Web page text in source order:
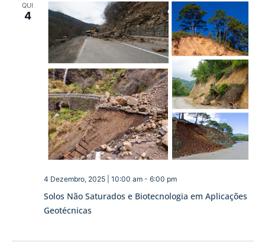
QUI
4
Solos Não Saturados e Biotecnologia em Aplicações
Geotécnicas
4 Dezembro, 2025 | 10:00 am- 6:00 pm